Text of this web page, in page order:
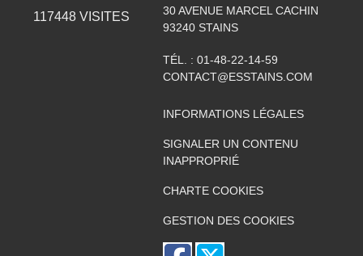
117448VISITES
30 AVENUE MARCEL CACHIN
93240 STAINS
TÉL. : 01-48-22-14-59
CONTACT@ESSTAINS.COM
INFORMATIONS LÉGALES
SIGNALER UN CONTENU
INAPPROPRIÉ
CHARTE COOKIES
GESTION DES COOKIES